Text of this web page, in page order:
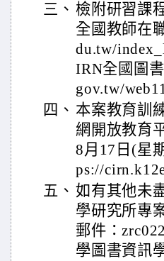
三、 檢附研習課
全國教師在
du.tw/
IRN全國圖
gov.tw/
四、 本案教育訓
網開放教育
8月17日(星
ps://
五、 如有其他未
學研究所專
郵件：
學圖書資訊